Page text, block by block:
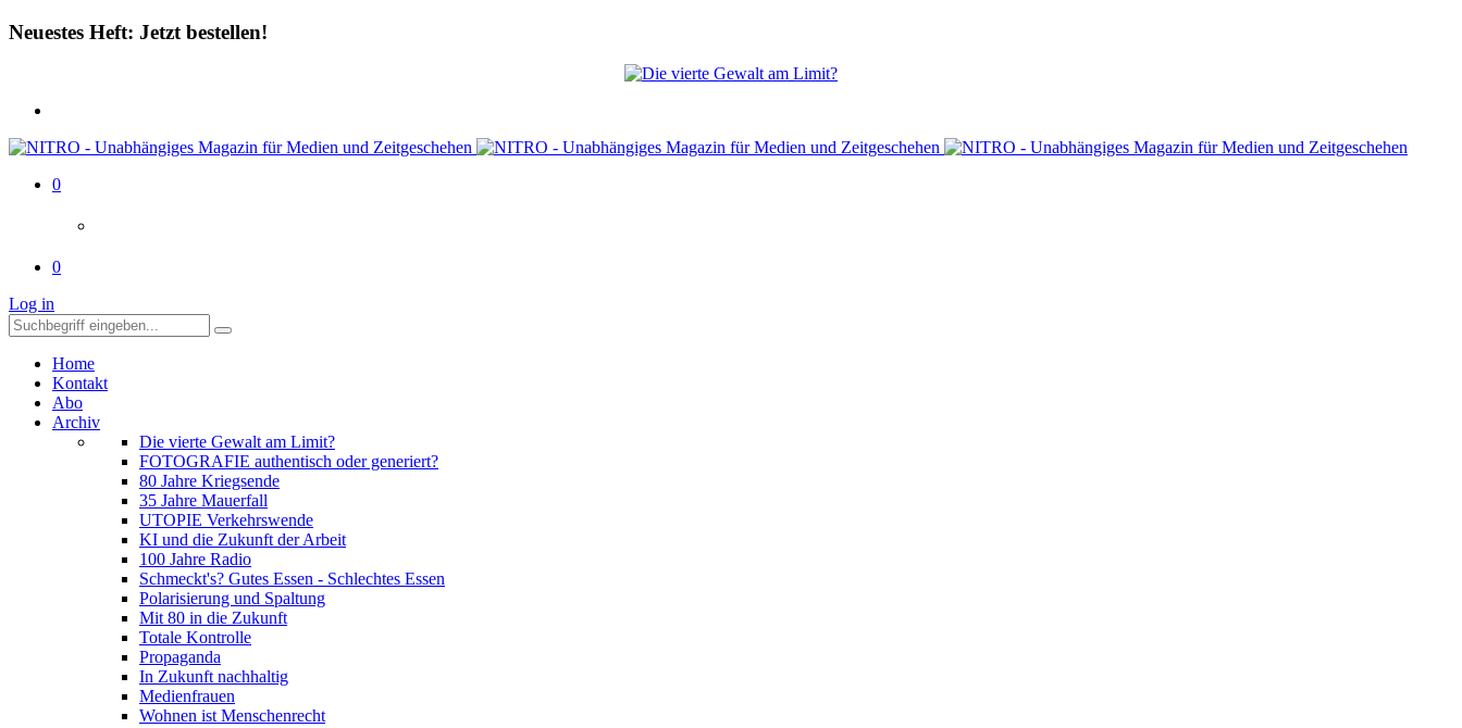
Neuestes Heft: Jetzt bestellen!
0
0
Log in
Home
Kontakt
Abo
Archiv
Die vierte Gewalt am Limit?
FOTOGRAFIE authentisch oder generiert?
80 Jahre Kriegsende
35 Jahre Mauerfall
UTOPIE Verkehrswende
KI und die Zukunft der Arbeit
100 Jahre Radio
Schmeckt's? Gutes Essen - Schlechtes Essen
Polarisierung und Spaltung
Mit 80 in die Zukunft
Totale Kontrolle
Propaganda
In Zukunft nachhaltig
Medienfrauen
Wohnen ist Menschenrecht